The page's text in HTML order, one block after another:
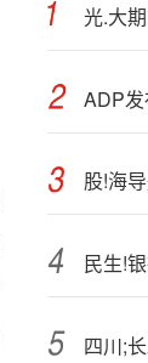
光.大
四川;